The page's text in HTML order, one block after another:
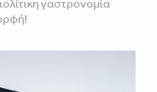
γαστρονομία